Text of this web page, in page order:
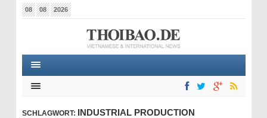
08 08 2026
SCHLAGWORT: INDUSTRIAL PRODUCTION